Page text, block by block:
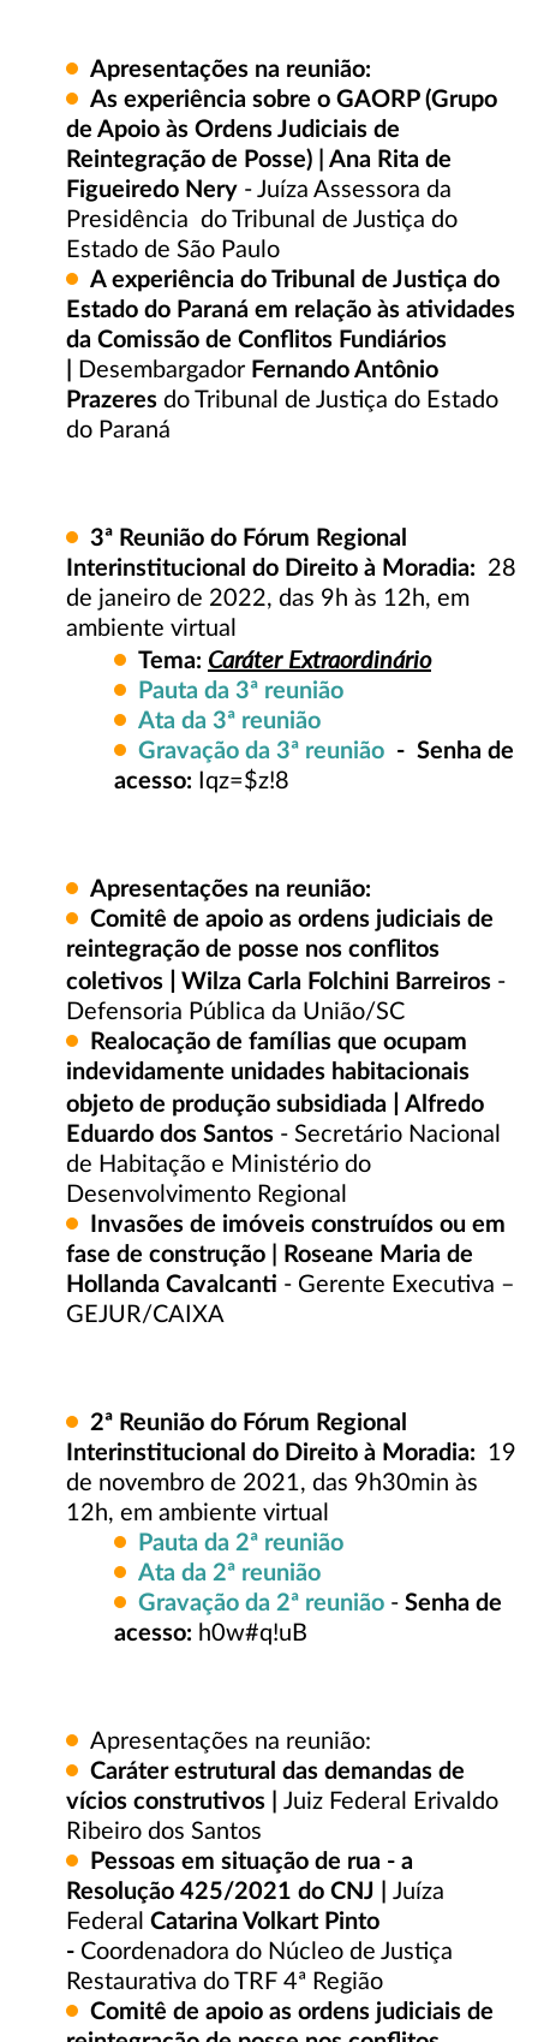
Apresentações na reunião:
As experiência sobre o GAORP (Grupo
de Apoio às Ordens Judiciais de
Reintegração de Posse) | Ana Rita de
Figueiredo Nery - Juíza Assessora da
Presidência do Tribunal de Justiça do
Estado de São Paulo
A experiência do Tribunal de Justiça do
Estado do Paraná em relação às atividades
da Comissão de Conflitos Fundiários
Desembargador Fernando Antônio
Prazeres do Tribunal de Justiça do Estado
do Paraná
3ª Reunião do Fórum Regional
Interinstitucional do Direito à Moradia: 28
de janeiro de 2022, das 9h às 12h, em
ambiente virtual
Tema: Caráter Extraordinário
Pauta da 3ª reunião
Ata da 3ª reunião
Gravação da 3ª reunião - Senha de
acesso: Iqz=$z!8
Apresentações na reunião:
Comitê de apoio as ordens judiciais de
reintegração de posse nos conflitos
coletivos | Wilza Carla Folchini Barreiros -
Defensoria Pública da União/SC
Realocação de famílias que ocupam
indevidamente unidades habitacionais
objeto de produção subsidiada | Alfredo
Eduardo dos Santos - Secretário Nacional
de Habitação e Ministério do
Desenvolvimento Regional
Invasões de imóveis construídos ou em
fase de construção | Roseane Maria de
Hollanda Cavalcanti - Gerente Executiva –
GEJUR/CAIXA
2ª Reunião do Fórum Regional
Interinstitucional do Direito à Moradia: 19
de novembro de 2021, das 9h30min às
12h, em ambiente virtual
Pauta da 2ª reunião
Ata da 2ª reunião
Gravação da 2ª reunião - Senha de
acesso: h0w#q!uB
Apresentações na reunião:
Caráter estrutural das demandas de
vícios construtivos | Juiz Federal Erivaldo
Ribeiro dos Santos
Pessoas em situação de rua - a
Resolução 425/2021 do CNJ | Juíza
Federal Catarina Volkart Pinto
- Coordenadora do Núcleo de Justiça
Restaurativa do TRF 4ª Região
Comitê de apoio as ordens judiciais de